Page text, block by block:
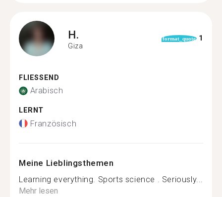
H.
Giza
format_quote 1
FLIESSEND
Arabisch
LERNT
Französisch
Meine Lieblingsthemen
Learning everything. Sports science . Seriously...
Mehr lesen